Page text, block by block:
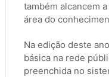
também alcancem
área do
Na edição deste
básica na rede
preenchida no